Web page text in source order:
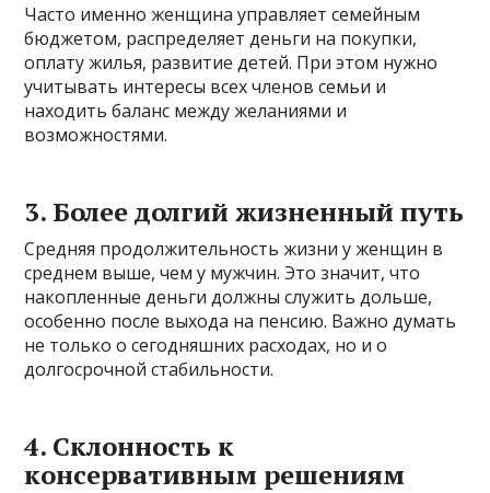
Часто именно женщина управляет семейным
бюджетом, распределяет деньги на покупки,
оплату жилья, развитие детей. При этом нужно
учитывать интересы всех членов семьи и
находить баланс между желаниями и
возможностями.
3. Более долгий жизненный путь
Средняя продолжительность жизни у женщин в
среднем выше, чем у мужчин. Это значит, что
накопленные деньги должны служить дольше,
особенно после выхода на пенсию. Важно думать
не только о сегодняшних расходах, но и о
долгосрочной стабильности.
4. Склонность к
консервативным решениям